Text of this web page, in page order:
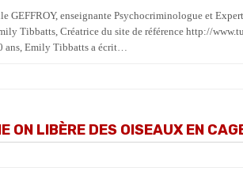
GEFFROY, enseignante Psychocriminologue et
Tibbatts, Créatrice du site de référence http://
ans, Emily Tibbatts a écrit…
ON LIBÈRE DES OISEAUX EN